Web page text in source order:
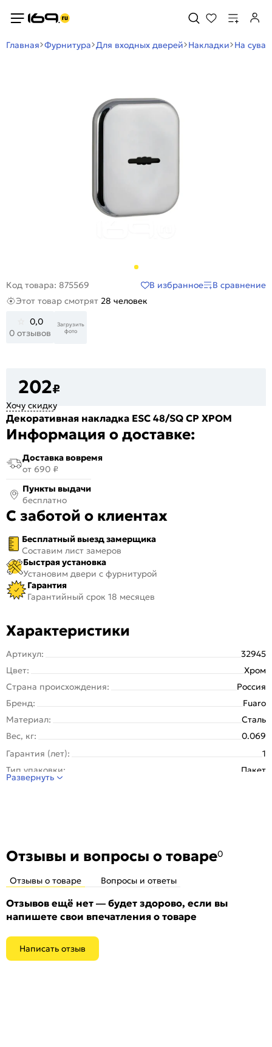
Главная Фурнитура Для входных дверей Накладки На
Код товара: 875569 В избранное
В сравнение
Этот товар смотрят 28 человек
0,0
0 отзывов
Загрузить
фото
202₽
Хочу скидку
Декоративная накладка ESC 48/SQ CP ХРОМ
Информация о доставке:
Доставка вовремя
от 690 ₽
Пункты выдачи
бесплатно
С заботой о клиентах
Бесплатный выезд замерщика
Составим лист замеров
Быстрая установка
Установим двери с фурнитурой
Гарантия
Гарантийный срок 18 месяцев
Характеристики
Артикул:
32945
Цвет:
Хром
Страна происхождения:
Россия
Бренд:
Fuaro
Материал:
Сталь
Вес, кг:
0.069
Гарантия (лет):
1
Тип упаковки:
Пакет
Развернуть
Отзывы и вопросы о товаре0
Отзывы о товаре Вопросы и ответы
Отзывов ещё нет — будет здорово, если вы
напишете свои впечатления о товаре
Написать отзыв